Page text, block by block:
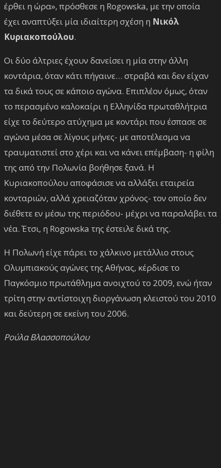
έρθει η ώρα», πρόσθεσε η Rogowska, με την οποία
έχει αναπτύξει μία ιδιαίτερη σχέση η Νικόλ
Κυριακοπούλου.
Οι δύο άλτριες έχουν δανείσει η μία στην άλλη
κοντάρια, όταν κάτι πήγαινε… στραβά και δεν είχαν
τα δικά τους σε κάποιο αγώνα. Επιπλέον όμως, όταν
το περασμένο καλοκαίρι η Ελληνίδα πρωταθλήτρια
είχε το δεύτερο ατύχημα με κοντάρι που έσπασε σε
αγώνα μέσα σε λίγους μήνες- με αποτέλεσμα να
τραυματιστεί στο χέρι και να κάνει επέμβαση- η φίλη
της από την Πολωνία βοήθησε ξανά. Η
Κυριακοπούλου αποφάσισε να αλλάξει εταιρεία
κονταριών, αλλά χρειαζόταν χρόνος- τον οποίο δεν
διέθετε εν μέσω της περιόδου- μέχρι να παραλάβει τα
νέα. Έτσι, η Rogowska της έστειλε δικά της.
Η Πολωνή είχε πάρει το χάλκινο μετάλλιο στους
Ολυμπιακούς αγώνες της Αθήνας, κέρδισε το
Παγκόσμιο πρωτάθλημα ανοιχτού το 2009, ενώ ήταν
τρίτη στην αντίστοιχη διοργάνωση κλειστού του 2010
και δεύτερη σε εκείνη του 2006.
Ρούλα Βλασσοπούλου